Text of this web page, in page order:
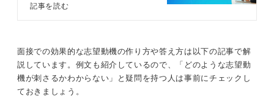
化すれば、強い志望動機が作れます。
企業が求める人物像に合った志望動機を完成させましょ
う。
0
たとえば、「部活動でキャプテンをしていた」「文化祭
なかったこと、さらに、そこから得た学びを洗い出して
みてください。
0
コンサルタントと解説します。航空
成功を目指しましょう。
記事を読む
面接での効果的な志望動機の作り方や答え方は以下の記事で解
説しています。例文も紹介しているので、「どのような志望動
機が刺さるかわからない」と疑問を持つ人は事前にチェックし
ておきましょう。